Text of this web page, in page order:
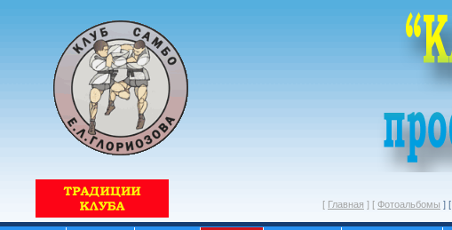
[ Главная ] [ Фотоальбомы ] [